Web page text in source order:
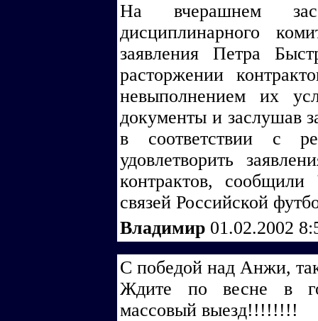
На вчерашнем
дисциплинарного
заявления Петра
расторжении
невыполнением их
документы и заслушав
в соответствии с
удовлетворить
контрактов,
связей Российской
Владимир 01.02.2002
С победой над Анжи,
Ждите по весне в
массовый выезд!!!!!!!!